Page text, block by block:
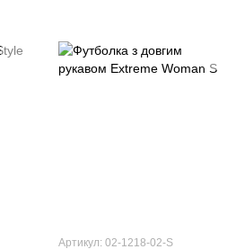
Артикул: 02-1218-02-S